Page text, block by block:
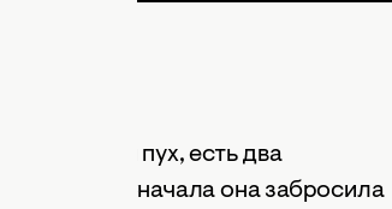
ней сбился пух, есть два
Сначала она забросила